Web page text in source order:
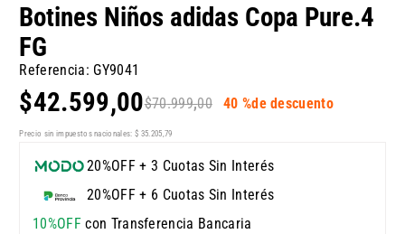
Botines Niños adidas Copa Pure.4
FG
Referencia: GY9041
$70.999,00
$42.599,00 40 %de descuento
Precio sin impuestos nacionales: $ 35.205,79
20%OFF + 3 Cuotas Sin Interés
20%OFF + 6 Cuotas Sin Interés
10%OFFcon Transferencia Bancaria